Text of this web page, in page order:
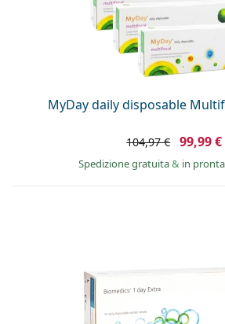
MyDay daily disposable
104,97 € 99,99 €
Spedizione gratuita& in